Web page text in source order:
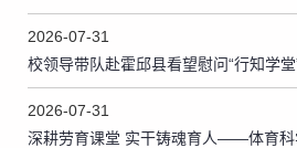
2026-07-31
校领导带队赴霍邱县看望慰问“行知学
2026-07-31
深耕劳育课堂 实干铸魂育人——体育科